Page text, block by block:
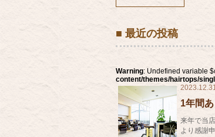
■ 最近の投稿
Warning: Undefined variable
content/themes/hairtops/
1年間
来年で当
より感謝